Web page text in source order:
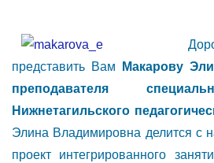
представить Вам
Макарову
преподавателя
Нижнетагильского
Элина Владимировна делится с
проект интегрированного